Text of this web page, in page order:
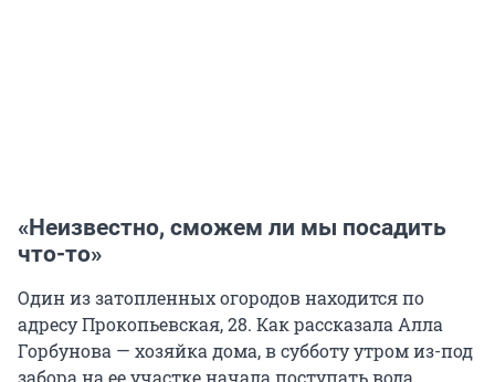
«Неизвестно, сможем ли мы посадить
что-то»
Один из затопленных огородов находится по
адресу Прокопьевская, 28. Как рассказала Алла
Горбунова — хозяйка дома, в субботу утром из-под
забора на ее участке начала поступать вода.